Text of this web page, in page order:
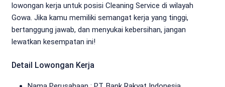
lowongan kerja untuk posisi Cleaning Service di wilayah
Gowa. Jika kamu memiliki semangat kerja yang tinggi,
bertanggung jawab, dan menyukai kebersihan, jangan
lewatkan kesempatan ini!
Detail Lowongan Kerja